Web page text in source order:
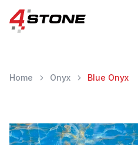
Home Onyx Blue Onyx